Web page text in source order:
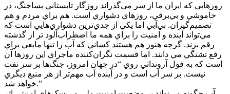
روزهايي که ايران ما از سر مي‌گذراند روزگار تابستاني پسا‌جنگ، در
خاموشي و بي‌برقي، روزهاي دشواري است. هم براي مردم و هم
تصميم‌گيران. بي‌آبي اما يکي از جدي‌ترين دشواري‌هايي است که
مي‌تواند آينده و امنيت را براي همه ما اضطراب‌آلود تر از گذشته
رقم بزند. گرچه هنوز هم هستند کساني که آب را تنها مايعي براي
رفع تشنگي مي دانند. اما قسمت نگران‌کننده ماجراي اين روزها آن
است که به قول آرونداتي روي “در جهان امروز، جنگ‌ها بر سر نفت
نيست. بر سر آب است و در آينده آب مهم‌تر از هر منبع ديگري
خواهد شد.”